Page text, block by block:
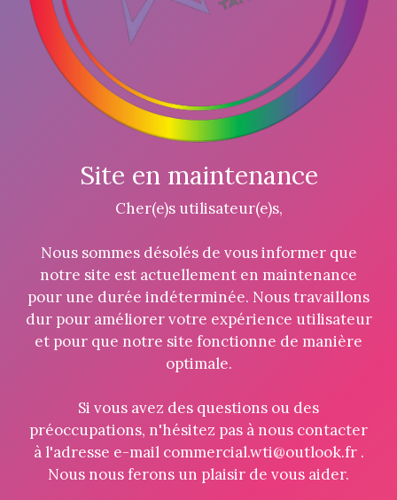
Site en maintenance
Cher(e)s utilisateur(e)s,
Nous sommes désolés de vous informer que
notre site est actuellement en maintenance
pour une durée indéterminée. Nous travaillons
dur pour améliorer votre expérience utilisateur
et pour que notre site fonctionne de manière
optimale.
Si vous avez des questions ou des
préoccupations, n'hésitez pas à nous contacter
à l'adresse e-mail commercial.wti@outlook.fr .
Nous nous ferons un plaisir de vous aider.